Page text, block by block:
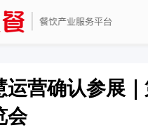
运营确认参展
会